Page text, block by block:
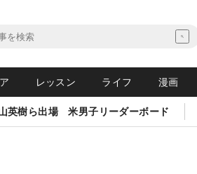
レッスン ライフ 漫画
英樹ら出場 米男子リーダーボード